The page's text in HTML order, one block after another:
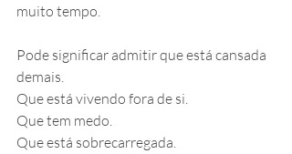
muito tempo.
Pode significar admitir que está cansada
demais.
Que está vivendo fora de si.
Que tem medo.
Que está sobrecarregada.